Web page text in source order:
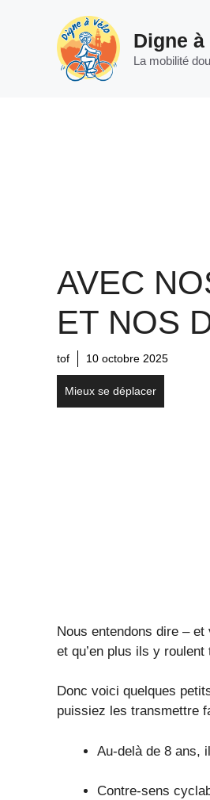
Digne
La mobilité
AVEC
ET NOS
tof 10 octobre 2025
Mieux se déplacer
Nous entendons dire –
et qu’en plus ils y
Donc voici quelques
puissiez les transmettre
Au-delà de 8 ans,
Contre-sens